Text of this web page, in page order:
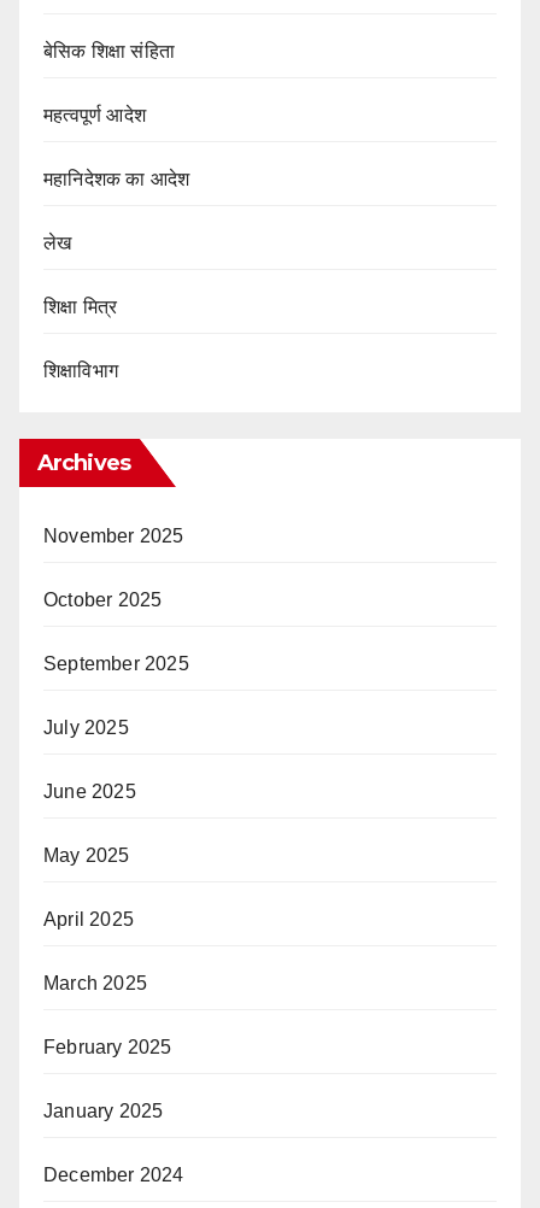
बेसिक शिक्षा संहिता
महत्वपूर्ण आदेश
महानिदेशक का आदेश
लेख
शिक्षा मित्र
शिक्षाविभाग
Archives
November 2025
October 2025
September 2025
July 2025
June 2025
May 2025
April 2025
March 2025
February 2025
January 2025
December 2024